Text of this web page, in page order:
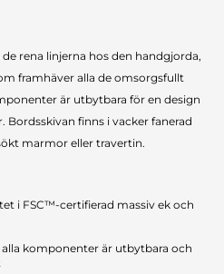
rena linjerna hos den handgjorda,
framhäver alla de omsorgsfullt
är utbytbara för en design
Bordsskivan finns i vacker fanerad
marmor eller travertin.
i FSC™-certifierad massiv ek och
komponenter är utbytbara och